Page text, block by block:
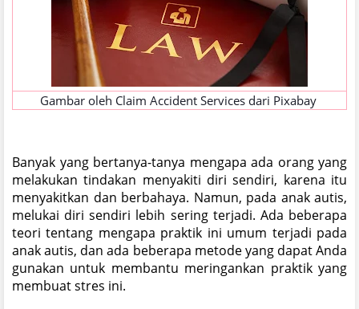
Gambar oleh Claim Accident Servicesdari Pixabay
Banyak yang bertanya-tanya mengapa ada orang yang
melakukan tindakan menyakiti diri sendiri, karena itu
menyakitkan dan berbahaya. Namun, pada anak autis,
melukai diri sendiri lebih sering terjadi. Ada beberapa
teori tentang mengapa praktik ini umum terjadi pada
anak autis, dan ada beberapa metode yang dapat Anda
gunakan untuk membantu meringankan praktik yang
membuat stres ini.